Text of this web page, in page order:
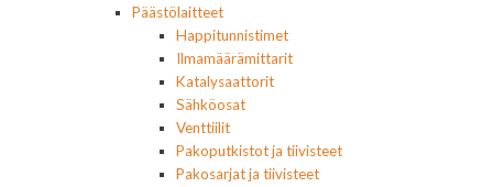
Päästölaitteet
Happitunnistimet
Ilmamäärämittarit
Katalysaattorit
Sähköosat
Venttiilit
Pakoputkistot ja tiivisteet
Pakosarjat ja tiivisteet